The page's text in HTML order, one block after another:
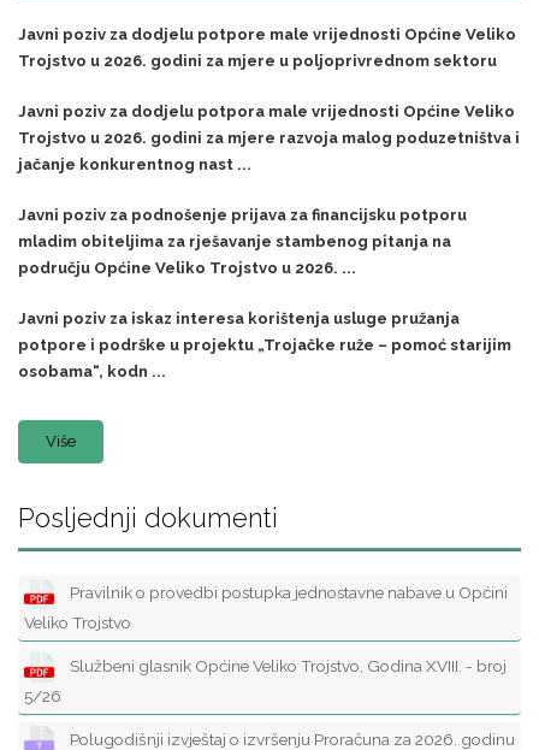
Javni poziv za dodjelu potpore male vrijednosti Općine Veliko
Trojstvo u 2026. godini za mjere u poljoprivrednom sektoru
Javni poziv za dodjelu potpora male vrijednosti Općine Veliko
Trojstvo u 2026. godini za mjere razvoja malog poduzetništva i
jačanje konkurentnog nast ...
Javni poziv za podnošenje prijava za financijsku potporu
mladim obiteljima za rješavanje stambenog pitanja na
području Općine Veliko Trojstvo u 2026. ...
Javni poziv za iskaz interesa korištenja usluge pružanja
potpore i podrške u projektu „Trojačke ruže – pomoć starijim
osobama“, kodn ...
Više
Posljednji dokumenti
Pravilnik o provedbi postupka jednostavne nabave u Općini
Veliko Trojstvo
Službeni glasnik Općine Veliko Trojstvo, Godina XVIII. - broj
5/26
Polugodišnji izvještaj o izvršenju Proračuna za 2026. godinu